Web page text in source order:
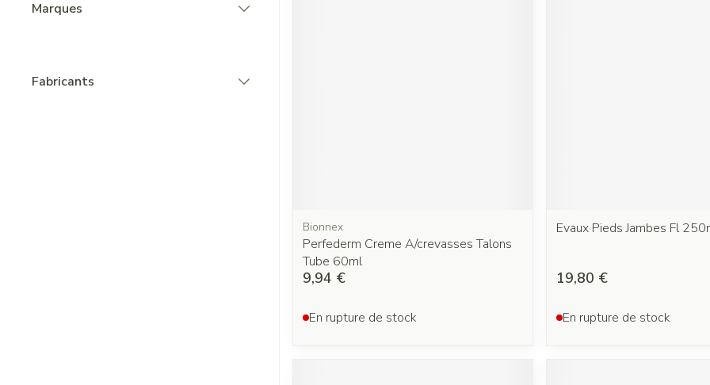
Marques
Fabricants
Bionnex
Perfederm Creme A/crevasses Talons
Tube 60ml
9,94 €
En rupture de stock
Evaux Pieds Jambes Fl
19,80 €
En rupture de stock